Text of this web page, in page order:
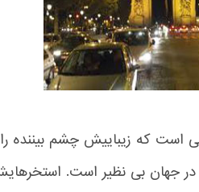
که زیباییش چشم بیننده را
بی نظیر است. استخرهایش،